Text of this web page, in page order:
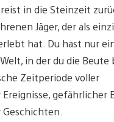
reist in die Steinzeit
Jäger, der als
hat. Du hast nur
in der du die Beute
Zeitperiode voller
gefährlicher